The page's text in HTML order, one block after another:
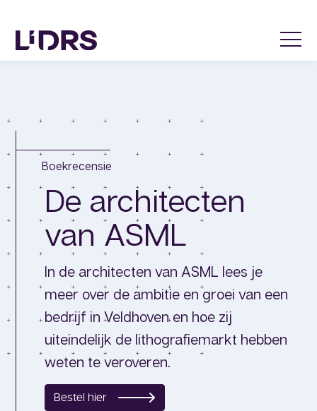
De architecten
van ASML
In de architecten van ASML lees je
meer over de ambitie en groei van een
bedrijf in Veldhoven en hoe zij
uiteindelijk de lithografiemarkt hebben
weten te veroveren.
Bestel hier
Boekrecensie